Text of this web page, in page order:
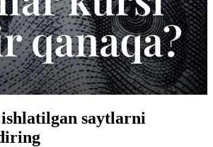
saytlarni